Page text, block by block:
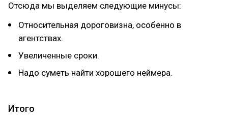
Отсюда мы выделяем следующие минусы:
Относительная дороговизна, особенно в
агентствах.
Увеличенные сроки.
Надо суметь найти хорошего неймера.
Итого